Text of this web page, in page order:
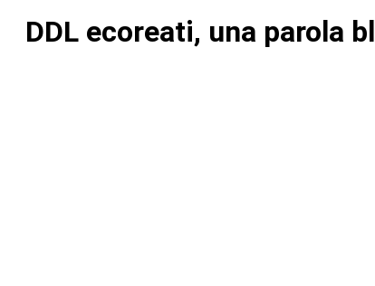
DDL ecoreati, una parola